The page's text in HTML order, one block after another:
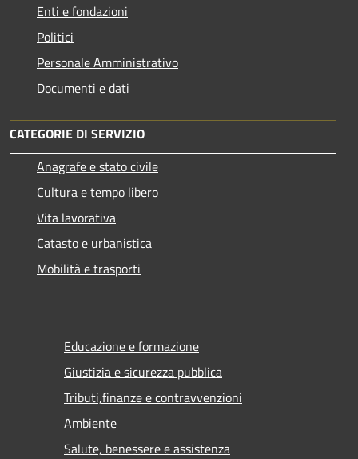
Enti e fondazioni
Politici
Personale Amministrativo
Documenti e dati
CATEGORIE DI SERVIZIO
Anagrafe e stato civile
Cultura e tempo libero
Vita lavorativa
Catasto e urbanistica
Mobilità e trasporti
Educazione e formazione
Giustizia e sicurezza pubblica
Tributi,finanze e contravvenzioni
Ambiente
Salute, benessere e assistenza